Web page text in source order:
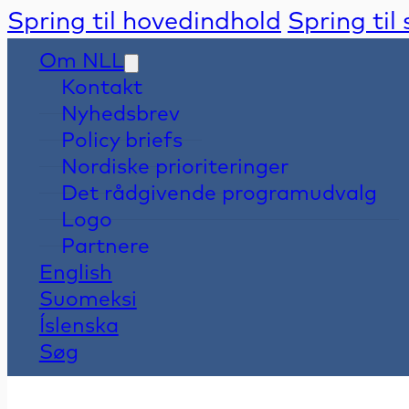
Spring til hovedindhold Spring til
Om NLL
Kontakt
Nyhedsbrev
Policy briefs
Nordiske prioriteringer
Det rådgivende programudvalg
Logo
Partnere
English
Suomeksi
Íslenska
Søg